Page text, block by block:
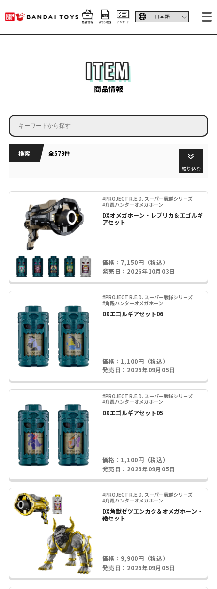
ITEM
商品情報
検索 全579件
絞り込む
#PROJECT R.E.D. スーパー戦隊シリーズ
#角醒ハンターオメガホーン
DXオメガホーン・レプリカ＆エゴルギ
アセット
価格：7,150円（税込）
発売日：2026年10月03日
#PROJECT R.E.D. スーパー戦隊シリーズ
#角醒ハンターオメガホーン
DXエゴルギアセット06
価格：1,100円（税込）
発売日：2026年09月05日
#PROJECT R.E.D. スーパー戦隊シリーズ
#角醒ハンターオメガホーン
DXエゴルギアセット05
価格：1,100円（税込）
発売日：2026年09月05日
#PROJECT R.E.D. スーパー戦隊シリーズ
#角醒ハンターオメガホーン
DX角獣ゼツエンカク＆オメガホーン・
絶セット
価格：9,900円（税込）
発売日：2026年09月05日